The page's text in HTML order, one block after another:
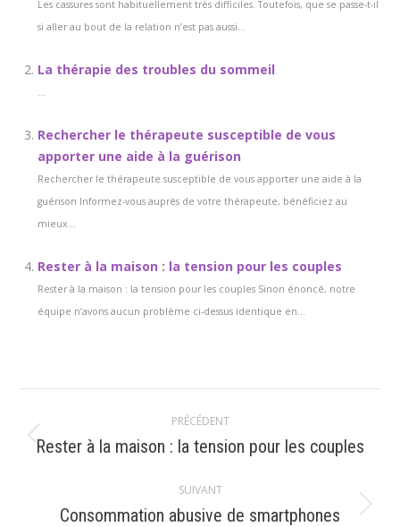
Les cassures sont habituellement très difficiles. Toutefois, que se passe-t-il
si aller au bout de la relation n’est pas aussi...
La thérapie des troubles du sommeil
...
Rechercher le thérapeute susceptible de vous
apporter une aide à la guérison
Rechercher le thérapeute susceptible de vous apporter une aide à la
guérison Informez-vous auprès de votre thérapeute, bénéficiez au
mieux...
Rester à la maison : la tension pour les couples
Rester à la maison : la tension pour les couples Sinon énoncé, notre
équipe n’avons aucun problème ci-dessus identique en...
article
PRÉCÉDENT
Article
:
Rester à la maison : la tension pour les couples
SUIVANT
Article
Consommation abusive de smartphones